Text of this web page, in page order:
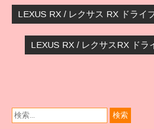
稿
ナ
ビ
LEXUS RX / レクサス RX ドライ
LEXUS RX / レクサスRX ドラ